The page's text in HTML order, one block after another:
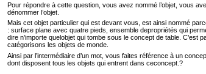
Pour répondre à cette question, vous avez nommé l’objet, vous
dénommer l’objet.
Mais cet objet particulier qui est devant vous, est ainsi nommé
: surface plane avec quatre pieds, ensemble depropriétés qui
dire n’importe quelobjet qui tombe sous le concept de table. C’est
catégorisons les objets de monde.
Ainsi par l’intermédiaire d’un mot, vous faites référence à un
dont disposent tous les objets qui entrent dans ceconcept.?